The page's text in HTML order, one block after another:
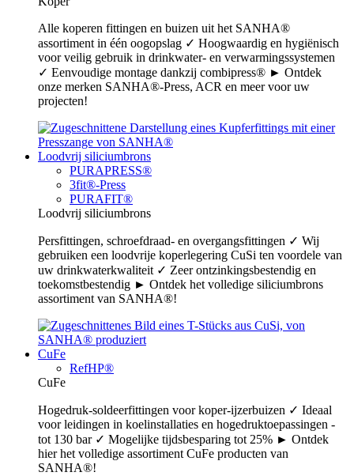
Alle koperen fittingen en buizen uit het SANHA®
assortiment in één oogopslag ✓ Hoogwaardig en hygiënisch
voor veilig gebruik in drinkwater- en verwarmingssystemen
✓ Eenvoudige montage dankzij combipress® ► Ontdek
onze merken SANHA®-Press, ACR en meer voor uw
projecten!
Loodvrij siliciumbrons
PURAPRESS®
3fit®-Press
PURAFIT®
Loodvrij siliciumbrons
Persfittingen, schroefdraad- en overgangsfittingen ✓ Wij
gebruiken een loodvrije koperlegering CuSi ten voordele van
uw drinkwaterkwaliteit ✓ Zeer ontzinkingsbestendig en
toekomstbestendig ► Ontdek het volledige siliciumbrons
assortiment van SANHA®!
CuFe
RefHP®
CuFe
Hogedruk-soldeerfittingen voor koper-ijzerbuizen ✓ Ideaal
voor leidingen in koelinstallaties en hogedruktoepassingen -
tot 130 bar ✓ Mogelijke tijdsbesparing tot 25% ► Ontdek
hier het volledige assortiment CuFe producten van
SANHA®!